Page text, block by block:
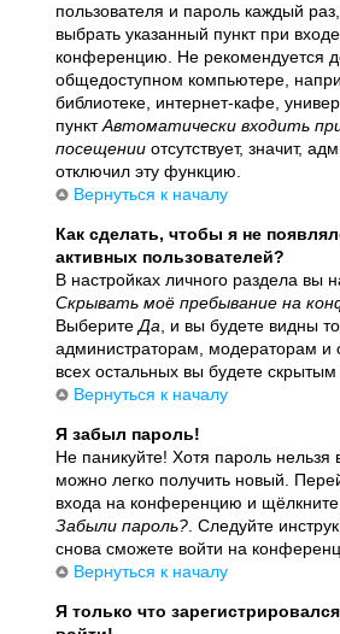
пользователя и пароль каждый
выбрать указанный пункт при
конференцию. Не рекомендуется
общедоступном компьютере,
библиотеке, интернет-кафе,
пунктАвтоматически входить
посещении отсутствует, значит,
отключил эту функцию.
Вернуться к началу
Как сделать, чтобы я не
активных пользователей?
В настройках личного раздела вы
Скрывать моё пребывание на
ВыберитеДа , и вы будете видны
администраторам, модераторам и
всех остальных вы будете скрытым
Вернуться к началу
Я забыл пароль!
Не паникуйте! Хотя пароль нельзя
можно легко получить новый.
входа на конференцию и
Забыли пароль? . Следуйте
снова сможете войти на
Вернуться к началу
Я только что